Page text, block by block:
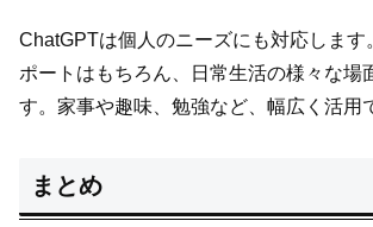
ChatGPTは個人のニーズにも対応します
ポートはもちろん、日常生活の様々な場
す。家事や趣味、勉強など、幅広く活用
まとめ